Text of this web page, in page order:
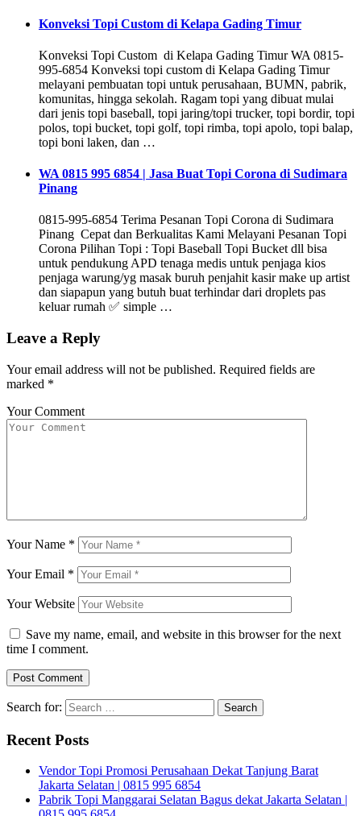
Konveksi Topi Custom di Kelapa Gading Timur
Konveksi Topi Custom di Kelapa Gading Timur WA 0815-
995-6854 Konveksi topi custom di Kelapa Gading Timur
melayani pembuatan topi untuk perusahaan, BUMN, pabrik,
komunitas, hingga sekolah. Ragam topi yang dibuat mulai
dari jenis topi baseball, topi jaring/topi trucker, topi bordir, topi
polos, topi bucket, topi golf, topi rimba, topi apolo, topi balap,
topi boni laken, dan …
WA 0815 995 6854 | Jasa Buat Topi Corona di Sudimara
Pinang
0815-995-6854 Terima Pesanan Topi Corona di Sudimara
Pinang Cepat dan Berkualitas Kami Melayani Pesanan Topi
Corona Pilihan Topi : Topi Baseball Topi Bucket dll bisa
untuk pendukung APD tenaga medis untuk penjaga kios
penjaga warung/yg masak buruh penjahit kasir make up artist
dan siapapun yang butuh buat terhindar dari droplets pas
keluar rumah ✅ simple …
Leave a Reply
Your email address will not be published. Required fields are
marked *
Your Comment
Your Name *
Your Email *
Your Website
Save my name, email, and website in this browser for the next
time I comment.
Search for:
Recent Posts
Vendor Topi Promosi Perusahaan Dekat Tanjung Barat
Jakarta Selatan | 0815 995 6854
Pabrik Topi Manggarai Selatan Bagus dekat Jakarta Selatan |